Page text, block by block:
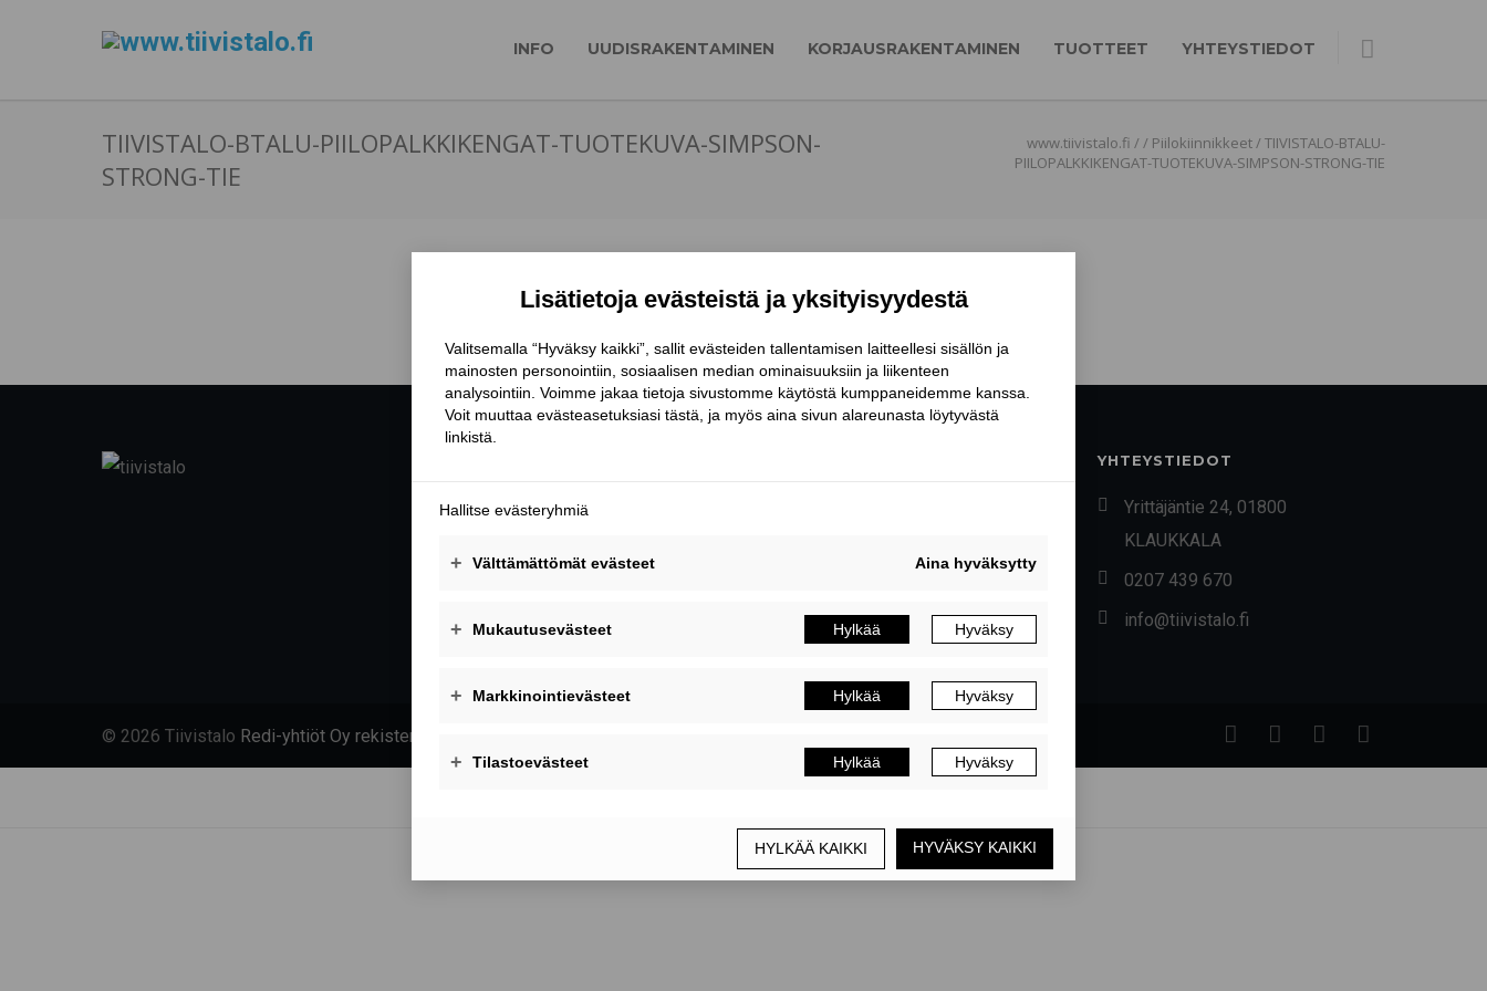
INFO UUDISRAKENTAMINEN KORJAUSRAKENTAMINEN TUOTTEET YHTEYSTIEDOT
TIIVISTALO-BTALU-PIILOPALKKIKENGAT-TUOTEKUVA-SIMPSON-
STRONG-TIE
www.tiivistalo.fi // Piilokiinnikkeet/TIIVISTALO-BTALU-
PIILOPALKKIKENGAT-TUOTEKUVA-SIMPSON-STRONG-TIE
YHTEYSTIEDOT
Yrittäjäntie 24, 01800
KLAUKKALA
0207 439 670
info@tiivistalo.fi
© 2026 Tiivistalo Redi-yhtiöt Oy rekisteriseloste